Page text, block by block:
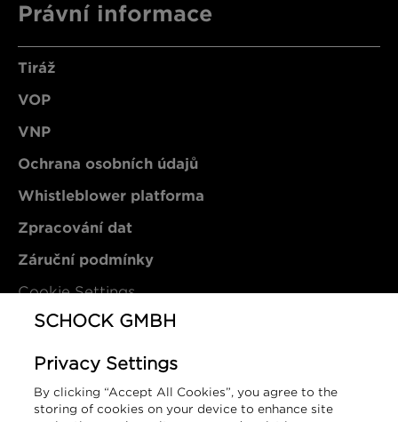
Právní informace
Tiráž
VOP
VNP
Ochrana osobních údajů
Whistleblower platforma
Zpracování dat
Záruční podmínky
Cookie Settings
SCHOCK GmbH
SCHOCK GMBH
Privacy Settings
By clicking “Accept All Cookies”, you agree to the
storing of cookies on your device to enhance site